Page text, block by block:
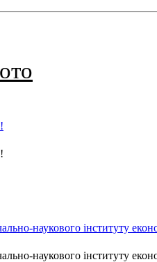
наукового інституту
наукового інституту